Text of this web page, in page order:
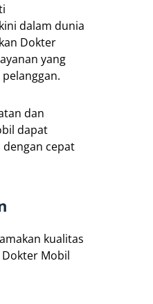
dalam dunia
Dokter
yang
dan
dapat
dengan cepat
kualitas
Mobil